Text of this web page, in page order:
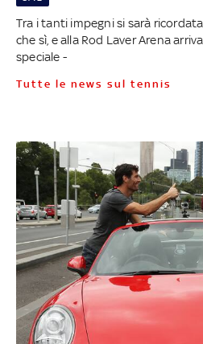
Tra i tanti impegni si sarà
che sì, e alla Rod Laver Arena
speciale -
Tutte le news sul tennis